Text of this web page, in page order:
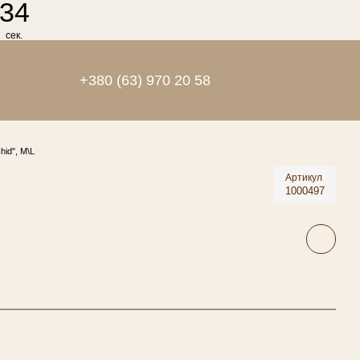
34
сек.
+380 (63) 970 20 58
M\L
Артикул
1000497